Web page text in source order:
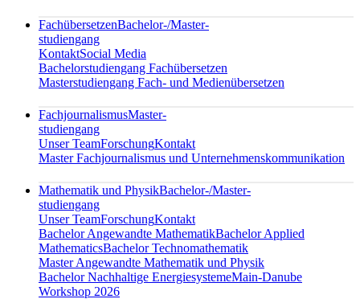
FachübersetzenBachelor-/Master-
studiengang
KontaktSocial Media
Bachelorstudiengang Fachübersetzen
Masterstudiengang Fach- und Medienübersetzen
FachjournalismusMaster-
studiengang
Unser TeamForschungKontakt
Master Fachjournalismus und Unternehmenskommunikation
Mathematik und PhysikBachelor-/Master-
studiengang
Unser TeamForschungKontakt
Bachelor Angewandte MathematikBachelor Applied
MathematicsBachelor Technomathematik
Master Angewandte Mathematik und Physik
Bachelor Nachhaltige EnergiesystemeMain-Danube
Workshop 2026